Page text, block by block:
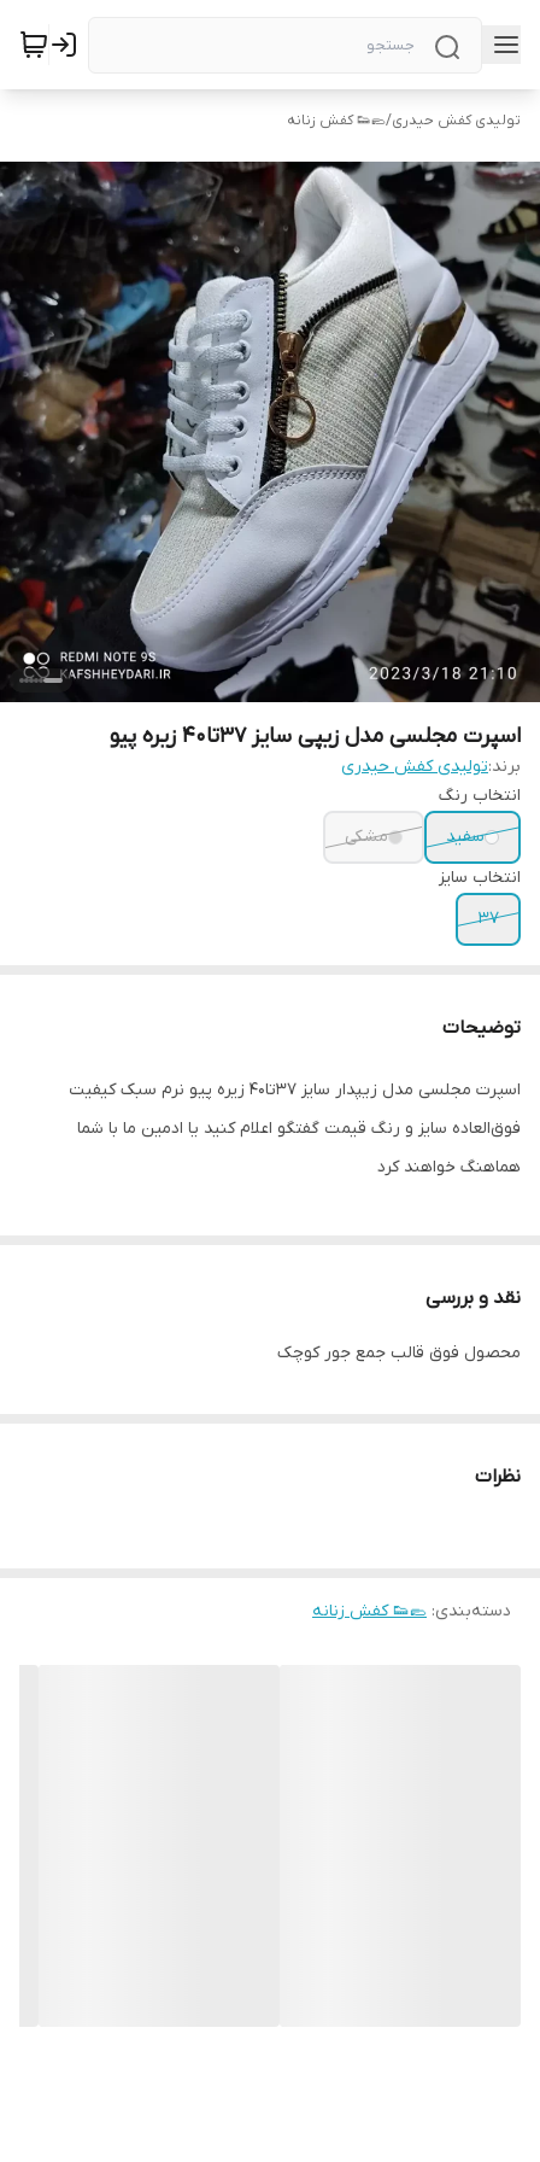
تولیدی کفش حیدری/🥿👟 کفش زنانه
اسپرت مجلسی مدل زیپی سایز 37تا40 زیره پیو
برند:تولیدی کفش حیدری
انتخاب رنگ
سفید
مشکی
انتخاب سایز
37
توضیحات
اسپرت مجلسی مدل زیپدار سایز ۳۷تا۴۰ زیره پیو نرم سبک کیفیت
فوق‌العاده سایز و رنگ قیمت گفتگو اعلام کنید یا ادمین ما با شما
هماهنگ خواهند کرد
نقد و بررسی
محصول فوق قالب جمع جور کوچک
نظرات
دسته‌بندی: 🥿👟 کفش زنانه